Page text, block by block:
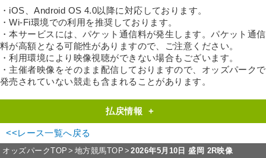
・iOS、Android OS 4.0以降に対応しております。
・Wi-Fi環境での利用を推奨しております。
・本サービスには、パケット通信料が発生します。パケット通信
料が高額となる可能性がありますので、ご注意ください。
・利用環境により映像視聴ができない場合もございます。
・主催者映像をそのまま配信しておりますので、オッズパークで
発売されていない競走も含まれることがあります。
払戻情報 +
<<レース一覧へ戻る
オッズパークTOP 地方競馬TOP 2026年5月10日 盛岡 2R映像